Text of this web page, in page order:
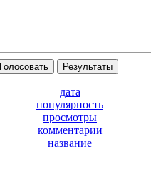
Голосовать Результаты
дата
популярность
просмотры
комментарии
название